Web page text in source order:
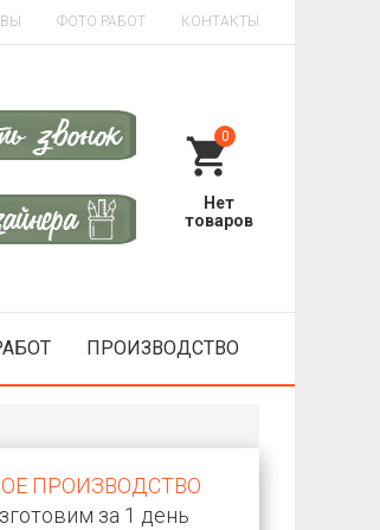
ФОТО РАБОТ КОНТАКТЫ
0
ПРОИЗВОДСТВО
ПРОИЗВОДСТВО
за 1 день